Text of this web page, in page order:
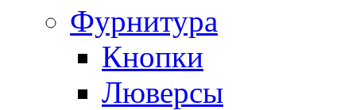
Фурнитура
Кнопки
Люверсы